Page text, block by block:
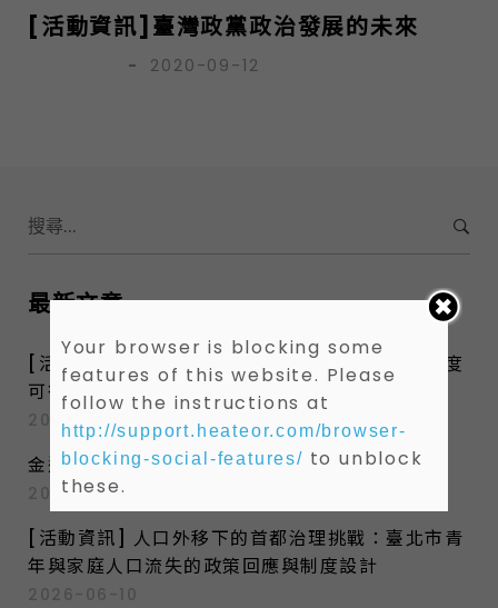
[活動資訊]臺灣政黨政治發展的未來
- 2020-09-12
S
e
r
c
f
o
r
:
最新文章
[活動資訊] 地方民意代表納入不分區名額 之制度
可行性與發展性
2026-07-14
金邊的氣候韌性與治理挑戰
2026-06-27
[活動資訊] 人口外移下的首都治理挑戰：臺北市青
年與家庭人口流失的政策回應與制度設計
2026-06-10
Your browser is blocking some
features of this website. Please
follow the instructions at
http://support.heateor.com/browser-
blocking-social-features/ to unblock
these.